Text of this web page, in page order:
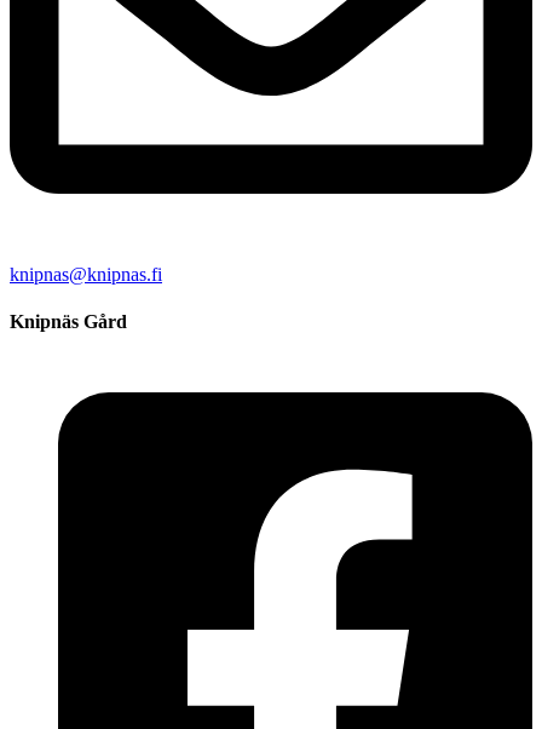
knipnas@knipnas.fi
Knipnäs Gård